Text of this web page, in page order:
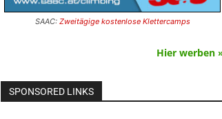
SAAC: Zweitägige kostenlose Klettercamps
Hier werben
SPONSORED LINKS